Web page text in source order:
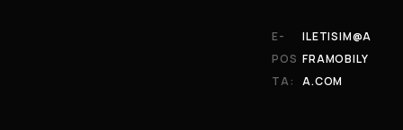
E-
POS
TA:
ILETISIM@A
FRAMOBILY
A.COM